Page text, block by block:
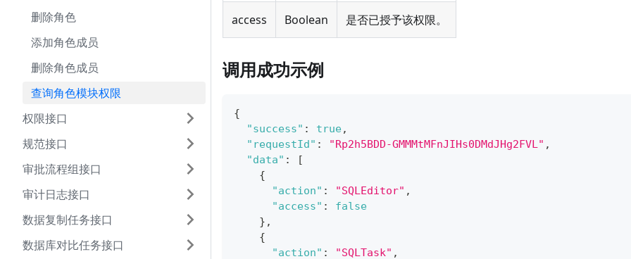
删除角色
添加角色成员
删除角色成员
查询角色模块权限
权限接口
规范接口
审批流程组接口
审计日志接口
数据复制任务接口
数据库对比任务接口
access Boolean 是否已授予该权限。
调用成功示例
{
"success" : true,
"requestId" : "Rp2h5BDD-GMMMtMFnJIHs0DMdJHg2FVL" ,
"data" :
[
{
"action" : "SQLEditor" ,
"access" :
false
} ,
{
"action" : "SQLTask" ,